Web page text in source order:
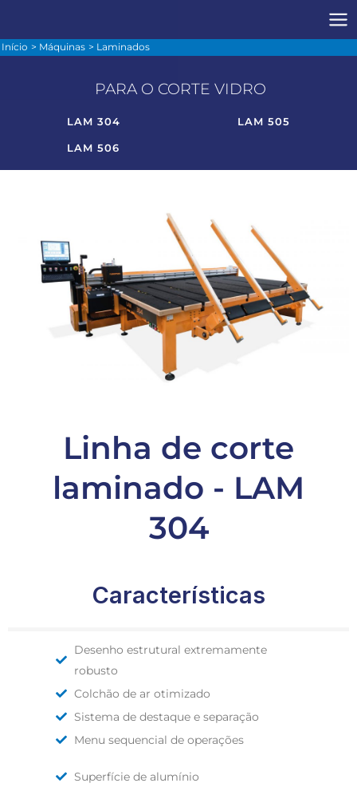
Início Máquinas Laminados
PARA O CORTE VIDRO
LAM 304 LAM 505
LAM 506
Linha de corte
laminado - LAM
304
Características
Desenho estrutural extremamente
robusto
Colchão de ar otimizado
Sistema de destaque e separação
Menu sequencial de operações
Superfície de alumínio